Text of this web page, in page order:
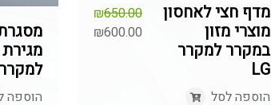
מדף חצי לאחסון
מוצרי מזון
במקרר למקרר
LG
הוספה לסל
₪650.00
המחיר ₪600.00
למקרר LG
הוספה